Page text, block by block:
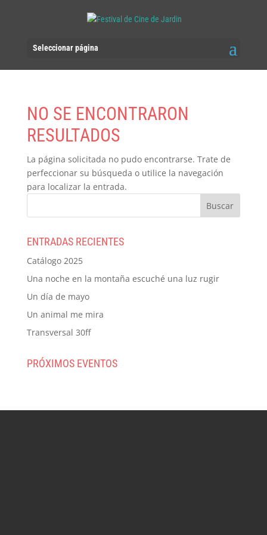
Seleccionar página
NO SE ENCONTRARON
RESULTADOS
La página solicitada no pudo encontrarse. Trate de
perfeccionar su búsqueda o utilice la navegación
para localizar la entrada.
ENTRADAS RECIENTES
Catálogo 2025
Una noche en la montaña escuché una luz rugir
Un día de mayo
Un animal me mira
Transversal 30ff
PRÓXIMOS EVENTOS